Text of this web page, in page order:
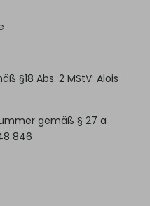
§18 Abs. 2 MStV: Alois
gemäß § 27 a
846